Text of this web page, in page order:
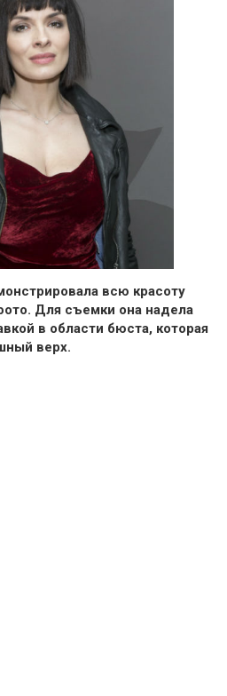
всю красоту
Для съемки она надела
в области бюста, которая
верх.